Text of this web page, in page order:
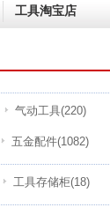
工具淘宝店
气动工具(220)
五金配件(1082)
工具存储柜(18)